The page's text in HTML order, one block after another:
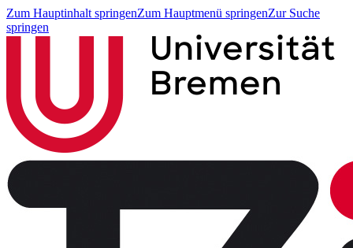
Zum Hauptinhalt springenZum Hauptmenü springenZur Suche
springen